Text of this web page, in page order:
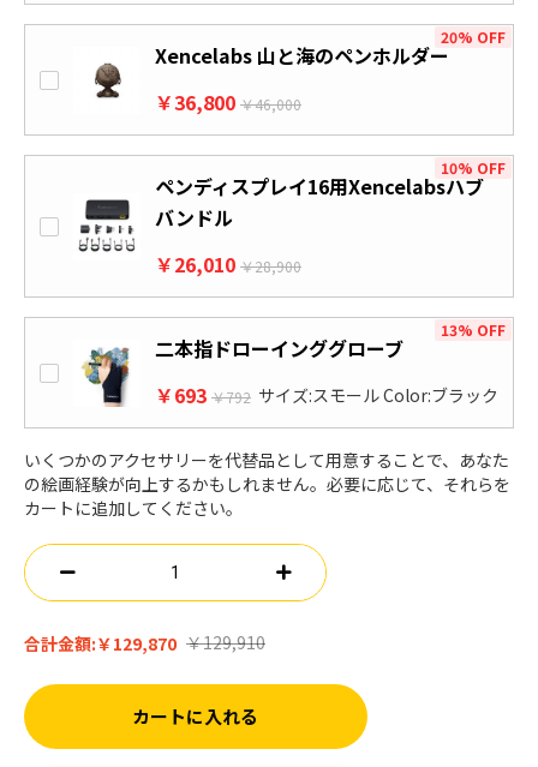
20% OFF
Xencelabs 山と海のペンホルダー
￥36,800 ￥46,000
10% OFF
ペンディスプレイ16用Xencelabsハブ
バンドル
￥26,010 ￥28,900
13% OFF
二本指ドローインググローブ
￥693 ￥792 サイズ:スモール Color:ブラック
いくつかのアクセサリーを代替品として用意することで、あなた
の絵画経験が向上するかもしれません。必要に応じて、それらを
カートに追加してください。
合計金額:￥129,870 ￥129,910
カートに入れる